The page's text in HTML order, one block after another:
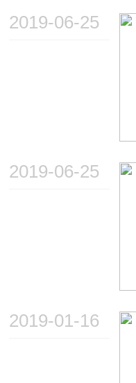
2019-06-25
2019-06-25
2019-01-16